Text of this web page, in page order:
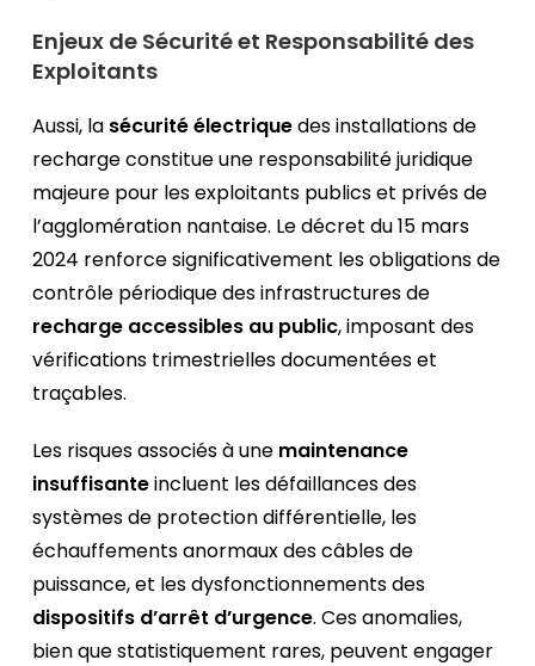
Enjeux de Sécurité et Responsabilité des
Exploitants
Aussi, la sécurité électriquedes installations de
recharge constitue une responsabilité juridique
majeure pour les exploitants publics et privés de
l’agglomération nantaise. Le décret du 15 mars
2024 renforce significativement les obligations de
contrôle périodique des infrastructures de
recharge accessibles au public, imposant des
vérifications trimestrielles documentées et
traçables.
Les risques associés à une maintenance
insuffisanteincluent les défaillances des
systèmes de protection différentielle, les
échauffements anormaux des câbles de
puissance, et les dysfonctionnements des
dispositifs d’arrêt d’urgence. Ces anomalies,
bien que statistiquement rares, peuvent engager